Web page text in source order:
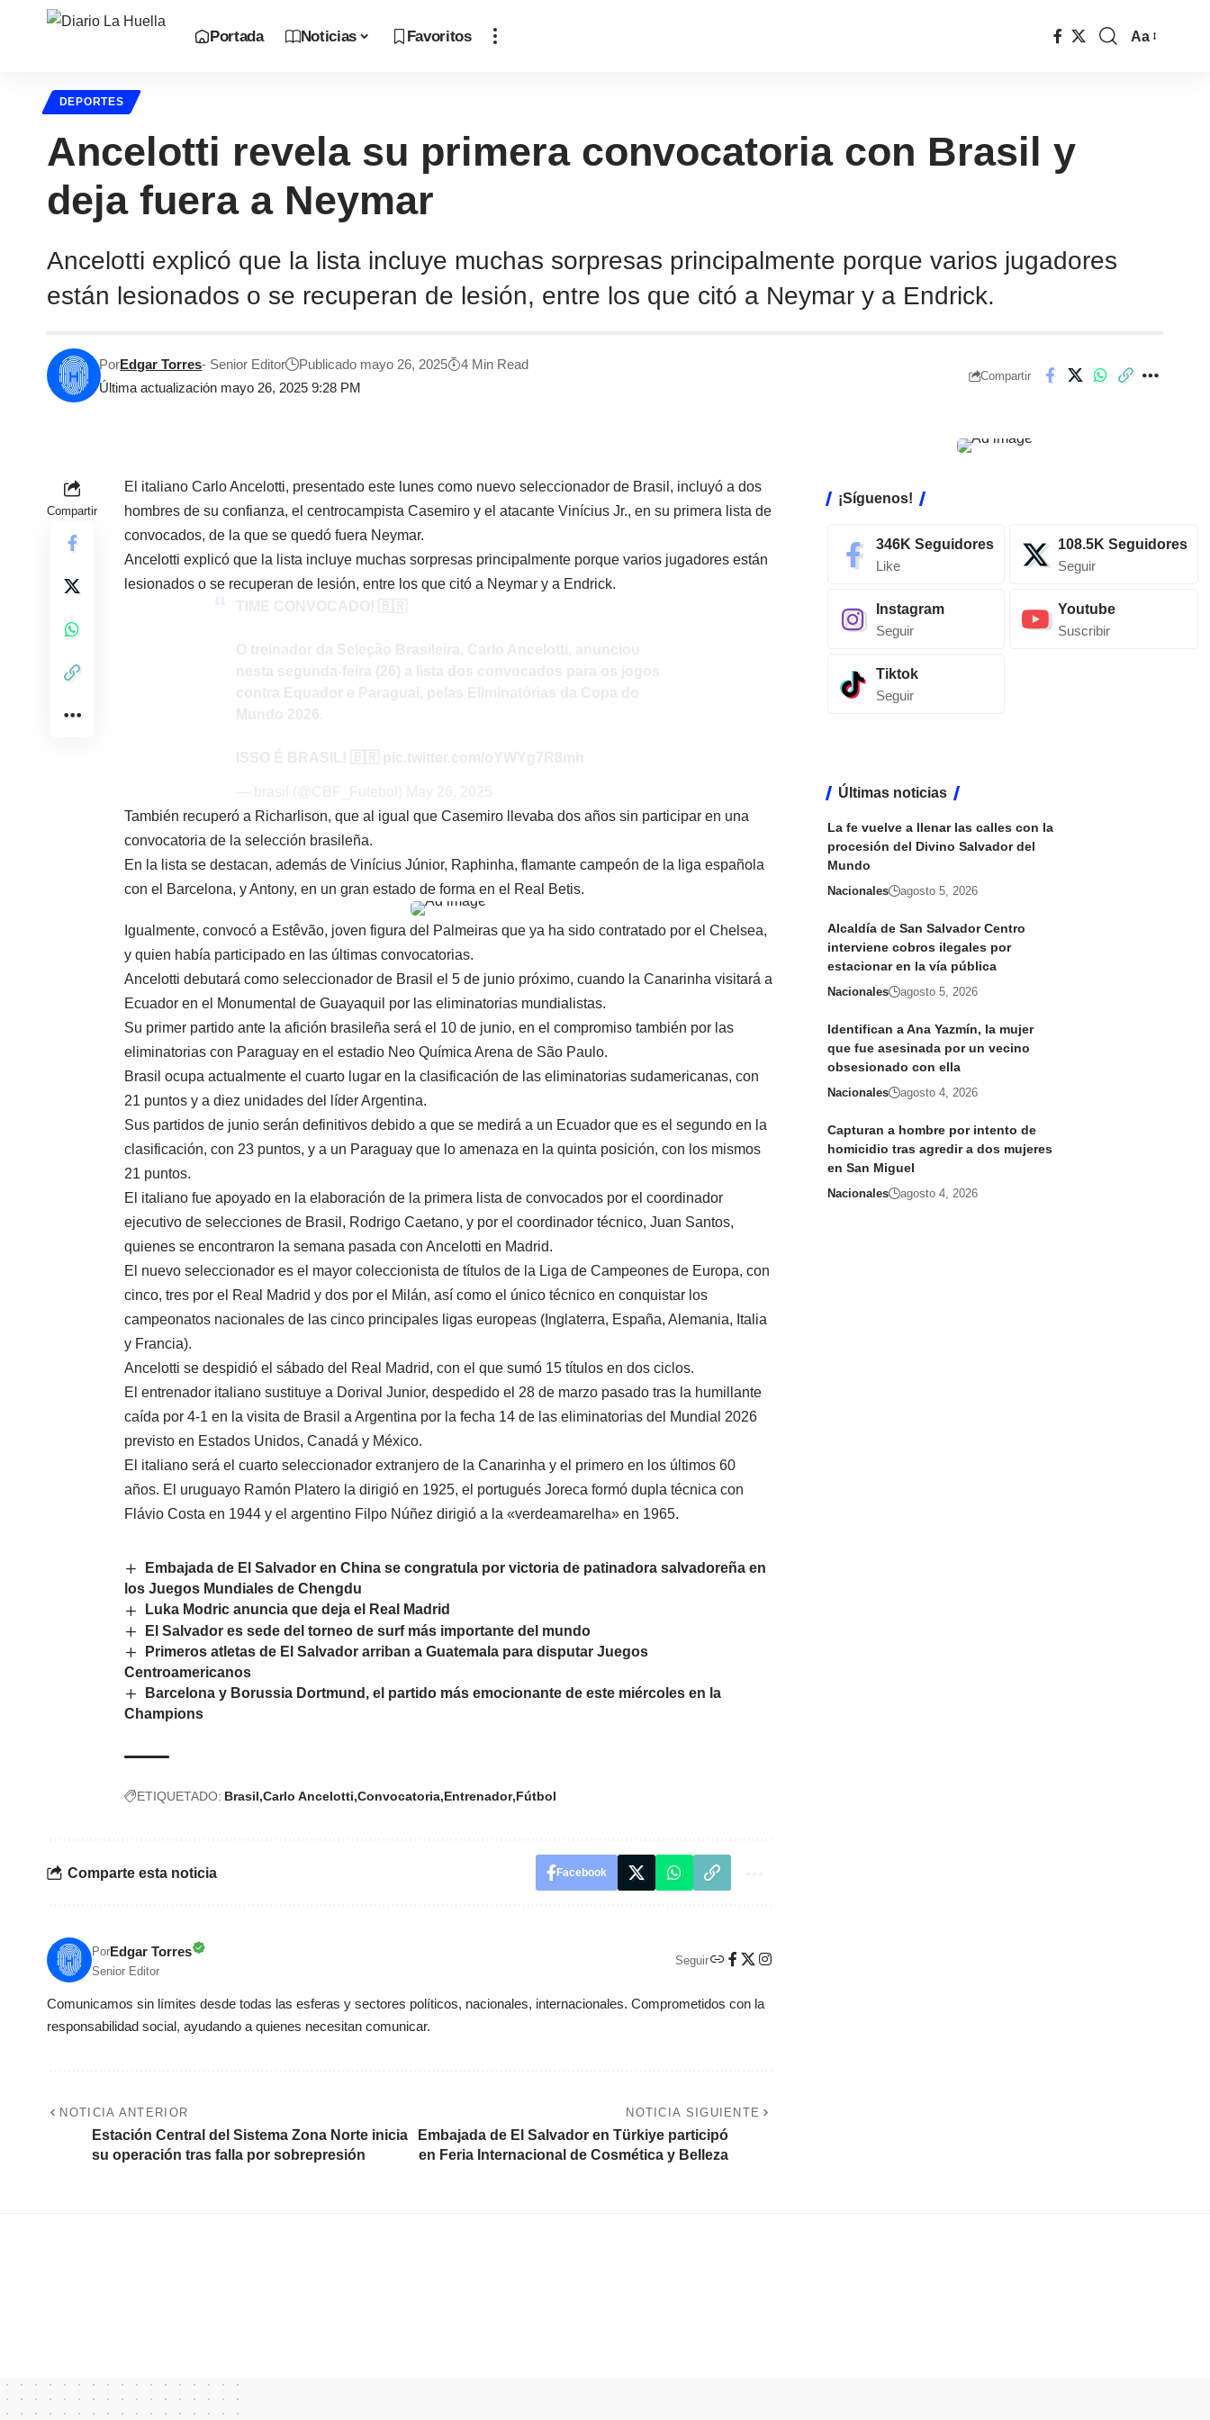
Portada Noticias Favoritos Aa
DEPORTES
Ancelotti revela su primera convocatoria con Brasil y
deja fuera a Neymar
Ancelotti explicó que la lista incluye muchas sorpresas principalmente porque varios jugadores
están lesionados o se recuperan de lesión, entre los que citó a Neymar y a Endrick.
Última actualización mayo 26, 2025 9:28 PM
PorEdgar Torres- Senior Editor Publicado mayo 26, 2025 4 Min Read
Compartir
Compartir
El italiano Carlo Ancelotti, presentado este lunes como nuevo seleccionador de Brasil, incluyó a dos
hombres de su confianza, el centrocampista Casemiro y el atacante Vinícius Jr., en su primera lista de
convocados, de la que se quedó fuera Neymar.
Ancelotti explicó que la lista incluye muchas sorpresas principalmente porque varios jugadores están
lesionados o se recuperan de lesión, entre los que citó a Neymar y a Endrick.
También recuperó a Richarlison, que al igual que Casemiro llevaba dos años sin participar en una
convocatoria de la selección brasileña.
En la lista se destacan, además de Vinícius Júnior, Raphinha, flamante campeón de la liga española
con el Barcelona, y Antony, en un gran estado de forma en el Real Betis.
Igualmente, convocó a Estêvão, joven figura del Palmeiras que ya ha sido contratado por el Chelsea,
y quien había participado en las últimas convocatorias.
Ancelotti debutará como seleccionador de Brasil el 5 de junio próximo, cuando la Canarinha visitará a
Ecuador en el Monumental de Guayaquil por las eliminatorias mundialistas.
Su primer partido ante la afición brasileña será el 10 de junio, en el compromiso también por las
eliminatorias con Paraguay en el estadio Neo Química Arena de São Paulo.
Brasil ocupa actualmente el cuarto lugar en la clasificación de las eliminatorias sudamericanas, con
21 puntos y a diez unidades del líder Argentina.
Sus partidos de junio serán definitivos debido a que se medirá a un Ecuador que es el segundo en la
clasificación, con 23 puntos, y a un Paraguay que lo amenaza en la quinta posición, con los mismos
21 puntos.
El italiano fue apoyado en la elaboración de la primera lista de convocados por el coordinador
ejecutivo de selecciones de Brasil, Rodrigo Caetano, y por el coordinador técnico, Juan Santos,
quienes se encontraron la semana pasada con Ancelotti en Madrid.
El nuevo seleccionador es el mayor coleccionista de títulos de la Liga de Campeones de Europa, con
cinco, tres por el Real Madrid y dos por el Milán, así como el único técnico en conquistar los
campeonatos nacionales de las cinco principales ligas europeas (Inglaterra, España, Alemania, Italia
y Francia).
Ancelotti se despidió el sábado del Real Madrid, con el que sumó 15 títulos en dos ciclos.
El entrenador italiano sustituye a Dorival Junior, despedido el 28 de marzo pasado tras la humillante
caída por 4-1 en la visita de Brasil a Argentina por la fecha 14 de las eliminatorias del Mundial 2026
previsto en Estados Unidos, Canadá y México.
El italiano será el cuarto seleccionador extranjero de la Canarinha y el primero en los últimos 60
años. El uruguayo Ramón Platero la dirigió en 1925, el portugués Joreca formó dupla técnica con
Flávio Costa en 1944 y el argentino Filpo Núñez dirigió a la «verdeamarelha» en 1965.
Embajada de El Salvador en China se congratula por victoria de patinadora salvadoreña en
los Juegos Mundiales de Chengdu
Luka Modric anuncia que deja el Real Madrid
El Salvador es sede del torneo de surf más importante del mundo
Primeros atletas de El Salvador arriban a Guatemala para disputar Juegos
Centroamericanos
Barcelona y Borussia Dortmund, el partido más emocionante de este miércoles en la
Champions
ETIQUETADO: Brasil Carlo Ancelotti Convocatoria Entrenador Fútbol
Comparte esta noticia Facebook
PorEdgar Torres
Senior Editor
Seguir
Comunicamos sin límites desde todas las esferas y sectores políticos, nacionales, internacionales. Comprometidos con la
responsabilidad social, ayudando a quienes necesitan comunicar.
NOTICIA ANTERIOR
Estación Central del Sistema Zona Norte inicia
su operación tras falla por sobrepresión
NOTICIA SIGUIENTE
Embajada de El Salvador en Türkiye participó
en Feria Internacional de Cosmética y Belleza
¡Síguenos!
346K Seguidores
Like
108.5K Seguidores
Seguir
Instagram
Seguir
Youtube
Suscribir
Tiktok
Seguir
Últimas noticias
La fe vuelve a llenar las calles con la
procesión del Divino Salvador del
Mundo
Nacionales agosto 5, 2026
Alcaldía de San Salvador Centro
interviene cobros ilegales por
estacionar en la vía pública
Nacionales agosto 5, 2026
Identifican a Ana Yazmín, la mujer
que fue asesinada por un vecino
obsesionado con ella
Nacionales agosto 4, 2026
Capturan a hombre por intento de
homicidio tras agredir a dos mujeres
en San Miguel
Nacionales agosto 4, 2026